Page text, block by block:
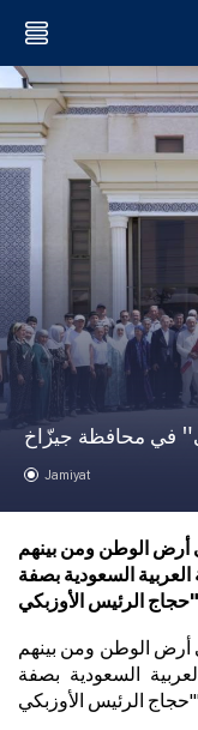
في محافظة جيزّاخ
Jamiyat
أرض الوطن ومن بينهم
العربية السعودية بصفة
أرض الوطن ومن بينهم
السعودية بصفة